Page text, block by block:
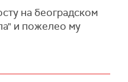
на београдском
и пожелео му